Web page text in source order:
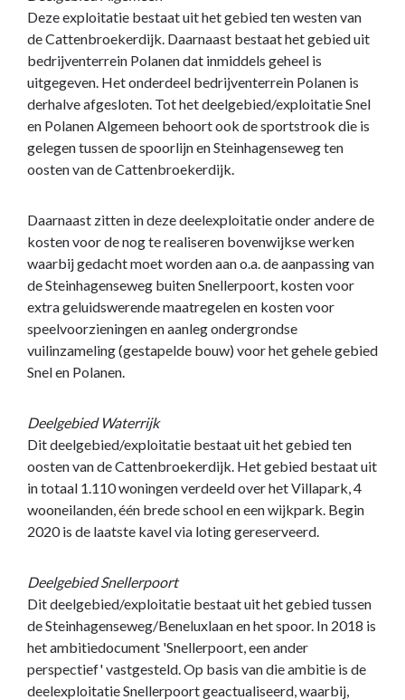
Deze exploitatie bestaat uit het gebied ten westen van
de Cattenbroekerdijk. Daarnaast bestaat het gebied uit
bedrijventerrein Polanen dat inmiddels geheel is
uitgegeven. Het onderdeel bedrijventerrein Polanen is
derhalve afgesloten. Tot het deelgebied/exploitatie Snel
en Polanen Algemeen behoort ook de sportstrook die is
gelegen tussen de spoorlijn en Steinhagenseweg ten
oosten van de Cattenbroekerdijk.
Daarnaast zitten in deze deelexploitatie onder andere de
kosten voor de nog te realiseren bovenwijkse werken
waarbij gedacht moet worden aan o.a. de aanpassing van
de Steinhagenseweg buiten Snellerpoort, kosten voor
extra geluidswerende maatregelen en kosten voor
speelvoorzieningen en aanleg ondergrondse
vuilinzameling (gestapelde bouw) voor het gehele gebied
Snel en Polanen.
Deelgebied Waterrijk
Dit deelgebied/exploitatie bestaat uit het gebied ten
oosten van de Cattenbroekerdijk. Het gebied bestaat uit
in totaal 1.110 woningen verdeeld over het Villapark, 4
wooneilanden, één brede school en een wijkpark. Begin
2020 is de laatste kavel via loting gereserveerd.
Deelgebied Snellerpoort
Dit deelgebied/exploitatie bestaat uit het gebied tussen
de Steinhagenseweg/Beneluxlaan en het spoor. In 2018 is
het ambitiedocument 'Snellerpoort, een ander
perspectief' vastgesteld. Op basis van die ambitie is de
deelexploitatie Snellerpoort geactualiseerd, waarbij,